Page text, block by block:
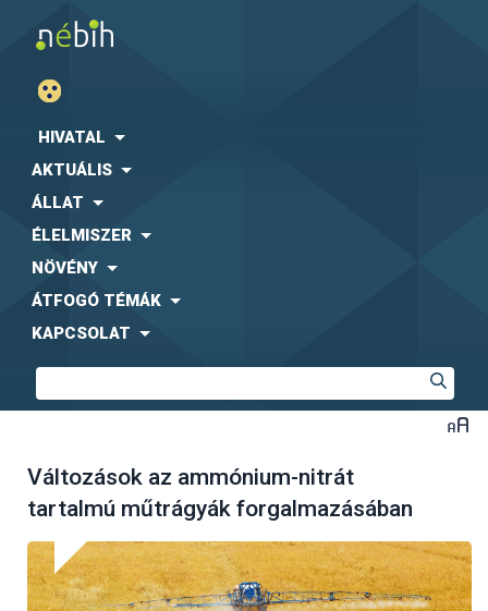
HIVATAL
AKTUÁLIS
ÁLLAT
ÉLELMISZER
NÖVÉNY
ÁTFOGÓ TÉMÁK
KAPCSOLAT
Változások az ammónium-nitrát
tartalmú műtrágyák forgalmazásában